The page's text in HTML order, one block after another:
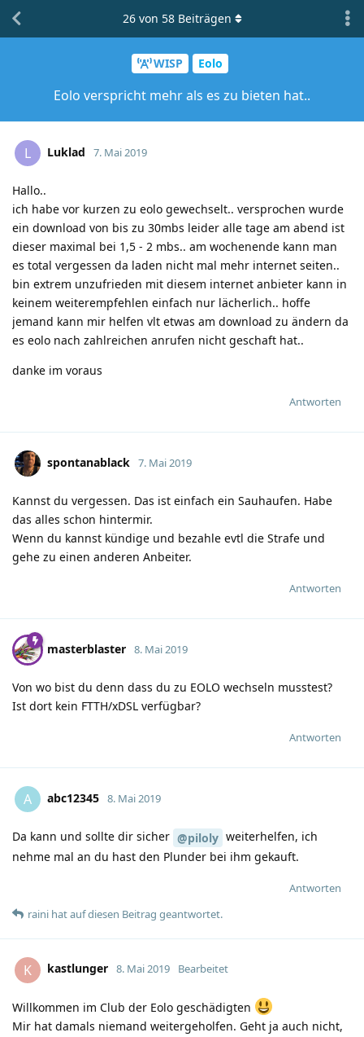
WISP Eolo
Eolo verspricht mehr als es zu bieten hat..
26von 58Beiträgen
L Luklad 7. Mai 2019
Hallo..
ich habe vor kurzen zu eolo gewechselt.. versprochen wurde
ein download von bis zu 30mbs leider alle tage am abend ist
dieser maximal bei 1,5 - 2 mbs.. am wochenende kann man
es total vergessen da laden nicht mal mehr internet seiten..
bin extrem unzufrieden mit diesem internet anbieter kann in
keinem weiterempfehlen einfach nur lächerlich.. hoffe
jemand kann mir helfen vlt etwas am download zu ändern da
es eolo nach zahlreichen anrufen nicht geschaft hat..
danke im voraus
Antworten
spontanablack 7. Mai 2019
Kannst du vergessen. Das ist einfach ein Sauhaufen. Habe
das alles schon hintermir.
Wenn du kannst kündige und bezahle evtl die Strafe und
gehe zu einen anderen Anbeiter.
Antworten
masterblaster 8. Mai 2019
Von wo bist du denn dass du zu EOLO wechseln musstest?
Ist dort kein FTTH/xDSL verfügbar?
Antworten
A abc12345 8. Mai 2019
Da kann und sollte dir sicher @piloly weiterhelfen, ich
nehme mal an du hast den Plunder bei ihm gekauft.
Antworten
raini hatauf diesen Beitrag geantwortet.
K kastlunger 8. Mai 2019 Bearbeitet
Willkommen im Club der Eolo geschädigten
Mir hat damals niemand weitergeholfen. Geht ja auch nicht,